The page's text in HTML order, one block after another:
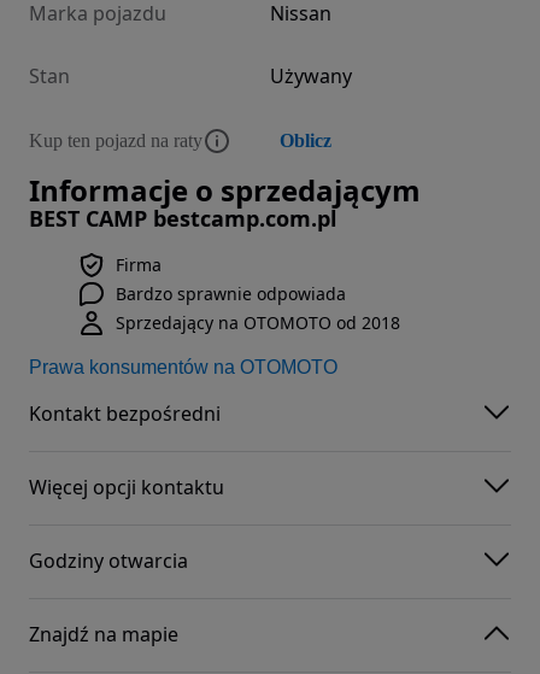
Marka pojazdu Nissan
Stan Używany
Kup ten pojazd na raty Oblicz
Informacje o sprzedającym
BEST CAMP bestcamp.com.pl
Firma
Bardzo sprawnie odpowiada
Sprzedający na OTOMOTO od 2018
Prawa konsumentów na OTOMOTO
Kontakt bezpośredni
Więcej opcji kontaktu
Godziny otwarcia
Znajdź na mapie